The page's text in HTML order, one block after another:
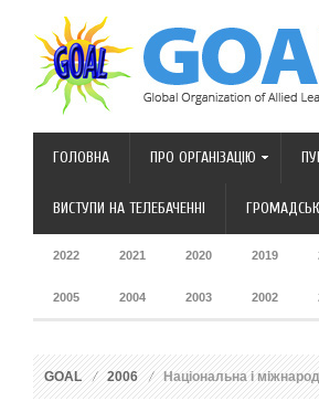
ГОЛОВНА ПРО ОРГАНІЗАЦІЮ
ВИСТУПИ НА ТЕЛЕБАЧЕННІ
2022 2021 2020 2019
2005 2004 2003 2002
GOAL 2006 Національна і